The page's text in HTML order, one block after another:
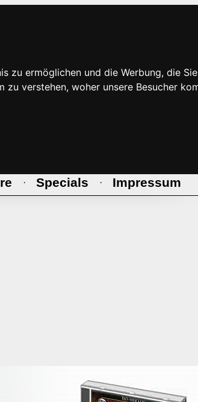
zu ermöglichen und die Werbung, die
zu verstehen, woher unsere Besucher
· Specials · Impressum